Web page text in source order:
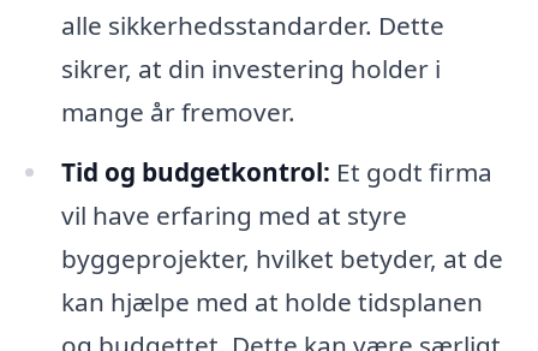
alle sikkerhedsstandarder. Dette
sikrer, at din investering holder i
mange år fremover.
Tid og budgetkontrol: Et godt firma
vil have erfaring med at styre
byggeprojekter, hvilket betyder, at de
kan hjælpe med at holde tidsplanen